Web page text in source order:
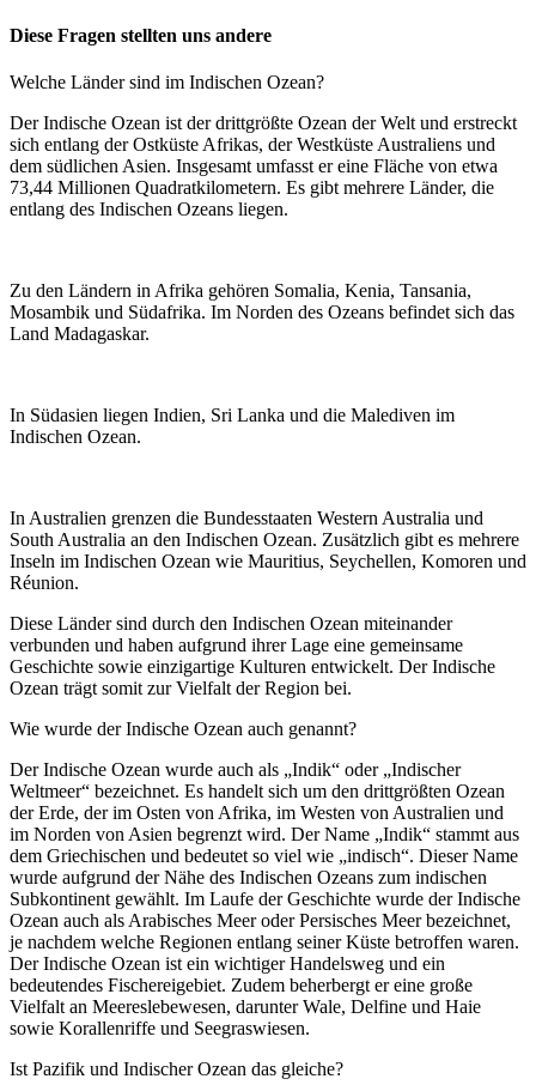
Diese Fragen stellten uns andere
Welche Länder sind im Indischen Ozean?
Der Indische Ozean ist der drittgrößte Ozean der Welt und erstreckt
sich entlang der Ostküste Afrikas, der Westküste Australiens und
dem südlichen Asien. Insgesamt umfasst er eine Fläche von etwa
73,44 Millionen Quadratkilometern. Es gibt mehrere Länder, die
entlang des Indischen Ozeans liegen.
Zu den Ländern in Afrika gehören Somalia, Kenia, Tansania,
Mosambik und Südafrika. Im Norden des Ozeans befindet sich das
Land Madagaskar.
In Südasien liegen Indien, Sri Lanka und die Malediven im
Indischen Ozean.
In Australien grenzen die Bundesstaaten Western Australia und
South Australia an den Indischen Ozean. Zusätzlich gibt es mehrere
Inseln im Indischen Ozean wie Mauritius, Seychellen, Komoren und
Réunion.
Diese Länder sind durch den Indischen Ozean miteinander
verbunden und haben aufgrund ihrer Lage eine gemeinsame
Geschichte sowie einzigartige Kulturen entwickelt. Der Indische
Ozean trägt somit zur Vielfalt der Region bei.
Wie wurde der Indische Ozean auch genannt?
Der Indische Ozean wurde auch als „Indik“ oder „Indischer
Weltmeer“ bezeichnet. Es handelt sich um den drittgrößten Ozean
der Erde, der im Osten von Afrika, im Westen von Australien und
im Norden von Asien begrenzt wird. Der Name „Indik“ stammt aus
dem Griechischen und bedeutet so viel wie „indisch“. Dieser Name
wurde aufgrund der Nähe des Indischen Ozeans zum indischen
Subkontinent gewählt. Im Laufe der Geschichte wurde der Indische
Ozean auch als Arabisches Meer oder Persisches Meer bezeichnet,
je nachdem welche Regionen entlang seiner Küste betroffen waren.
Der Indische Ozean ist ein wichtiger Handelsweg und ein
bedeutendes Fischereigebiet. Zudem beherbergt er eine große
Vielfalt an Meereslebewesen, darunter Wale, Delfine und Haie
sowie Korallenriffe und Seegraswiesen.
Ist Pazifik und Indischer Ozean das gleiche?